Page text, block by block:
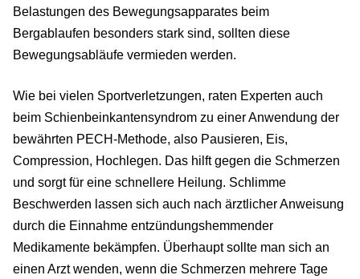
Belastungen des Bewegungsapparates beim
Bergablaufen besonders stark sind, sollten diese
Bewegungsabläufe vermieden werden.
Wie bei vielen Sportverletzungen, raten Experten auch
beim Schienbeinkantensyndrom zu einer Anwendung der
bewährten PECH-Methode, also Pausieren, Eis,
Compression, Hochlegen. Das hilft gegen die Schmerzen
und sorgt für eine schnellere Heilung. Schlimme
Beschwerden lassen sich auch nach ärztlicher Anweisung
durch die Einnahme entzündungshemmender
Medikamente bekämpfen. Überhaupt sollte man sich an
einen Arzt wenden, wenn die Schmerzen mehrere Tage